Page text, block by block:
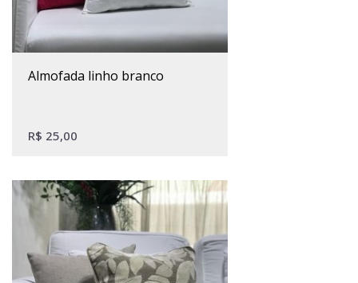
almofada linho branco
R$ 25,00